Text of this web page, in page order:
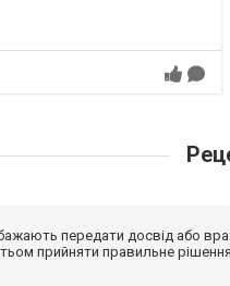
бажають передати досвід або
прийняти правильне